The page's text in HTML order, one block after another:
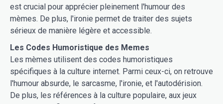
est crucial pour apprécier pleinement l'humour des
mèmes. De plus, l'ironie permet de traiter des sujets
sérieux de manière légère et accessible.
Les Codes Humoristique des Memes
Les mèmes utilisent des codes humoristiques
spécifiques à la culture internet. Parmi ceux-ci, on retrouve
l'humour absurde, le sarcasme, l'ironie, et l'autodérision.
De plus, les références à la culture populaire, aux jeux